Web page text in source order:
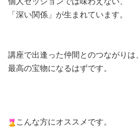
「深い関係」が生まれています。
講座で出逢った仲間とのつながりは、
最高の宝物になるはずです。
こんな方にオススメです。